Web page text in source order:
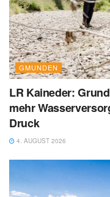
GMUNDEN
LR Kaineder:
mehr
Druck
4. AUGUST 2026